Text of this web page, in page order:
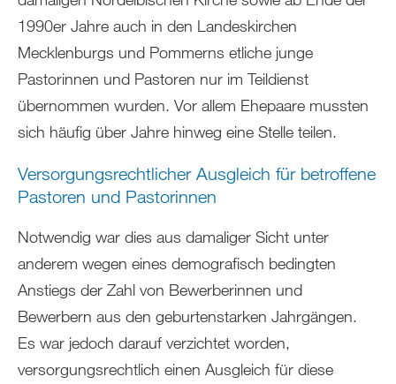
1990er Jahre auch in den Landeskirchen
Mecklenburgs und Pommerns etliche junge
Pastorinnen und Pastoren nur im Teildienst
übernommen wurden. Vor allem Ehepaare mussten
sich häufig über Jahre hinweg eine Stelle teilen.
Versorgungsrechtlicher Ausgleich für betroffene
Pastoren und Pastorinnen
Notwendig war dies aus damaliger Sicht unter
anderem wegen eines demografisch bedingten
Anstiegs der Zahl von Bewerberinnen und
Bewerbern aus den geburtenstarken Jahrgängen.
Es war jedoch darauf verzichtet worden,
versorgungsrechtlich einen Ausgleich für diese